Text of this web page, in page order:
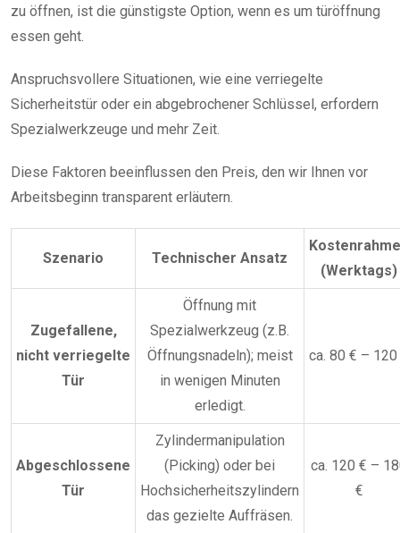
zu öffnen, ist die günstigste Option, wenn es um türöffnung
essen geht.
Anspruchsvollere Situationen, wie eine verriegelte
Sicherheitstür oder ein abgebrochener Schlüssel, erfordern
Spezialwerkzeuge und mehr Zeit.
Diese Faktoren beeinflussen den Preis, den wir Ihnen vor
Arbeitsbeginn transparent erläutern.
Szenario Technischer Ansatz
(Werktags)
Zugefallene,
nicht verriegelte
Tür
Öffnung mit
Spezialwerkzeug (z.B.
Öffnungsnadeln); meist
in wenigen Minuten
erledigt.
ca. 80 € –
Abgeschlossene
Tür
Zylindermanipulation
(Picking) oder bei
Hochsicherheitszylindern
das gezielte Auffräsen.
ca. 120 € –
€